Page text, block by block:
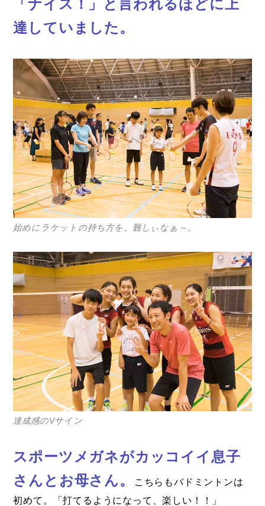
「ナイス！」と言われるほどに上
達していました。
始めにラケットの持ち方を。難しぃなぁ～。
達成感のVサイン
スポーツメガネがカッコイイ息子
さんとお母さん。
こちらもバドミントンは
初めて。「打てるようになって、楽しい！！」